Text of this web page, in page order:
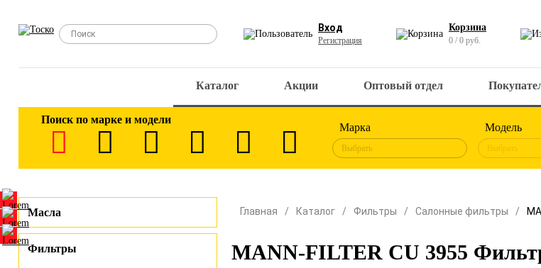
Вход
Регистрация
Корзина
0 / 0 руб.
Каталог Акции Оптовый отдел
Поиск по марке и модели
Марка
Выбрать
Модель
Выбрать
Масла
Фильтры
Главная Каталог Фильтры Салонные фильтры
MANN-FILTER CU 3955